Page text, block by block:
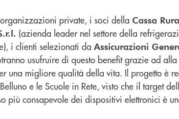
private, i soci della Cassa
(azienda leader nel settore della
i clienti selezionati da Assicurazioni
usufruire di questo benefit grazie ad
una migliore qualità della vita. Il progetto è
e le Scuole in Rete, visto che il target
più consapevole dei dispositivi elettronici è